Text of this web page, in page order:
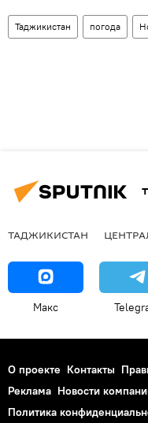
Таджикистан погода
ТАДЖИКИСТАН
Макс
О проекте Контакты
Реклама Новости
Политика